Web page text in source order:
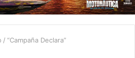
/ “Campaña Declara”